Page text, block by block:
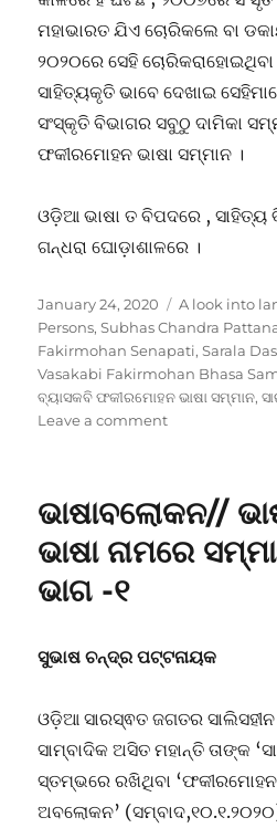
ମହାଭାରତ ଯିଏ ଚୋରିକଲେ ବା
୨୦୨୦ରେ ସେହି
ସାହିତ୍ୟକୃତି ଭାବେ ଦେଖାଇ
ସଂସ୍କୃତି ବିଭାଗର ସବୁଠୁ ଦାମିକା
ଫକୀରମୋହନ ଭାଷା ସମ୍ମାନ ।
ଓଡ଼ିଆ ଭାଷା ତ ବିପଦରେ ,
ଗନ୍ଧରା ଘୋଡ଼ାଶାଳରେ ।
Posted
on
January 24, 2020 Categories
A look into
Persons,Subhas Chandra
Fakirmohan Senapati,Sarala Das
Vasakabi Fakirmohan Bhasa
ବ୍ୟାସକବି ଫକୀରମୋହନ ଭାଷା ସମ୍ମାନ,
Leave a commenton
ନାମରେ
ପ୍ରଦାନ:
ଭାଷାବଲୋକନ//
ଭାଷା ନାମରେ
ଭାଗ -୧
ସୁଭାଷ ଚନ୍ଦ୍ର ପଟ୍ଟନାୟକ
ଓଡ଼ିଆ ସାରସ୍ଵତ ଜଗତର
ସାମ୍ବାଦିକ ଅସିତ ମହାନ୍ତି ତାଙ୍କ
ସ୍ତମ୍ଭରେ ରଖିଥିବା
ଅବଲୋକନ’